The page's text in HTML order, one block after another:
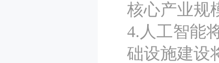
核心产业规
4.人工智能
础设施建设